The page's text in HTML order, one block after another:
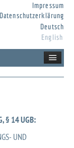
Deutsch
English
Impressum
Datenschutzerklärung
§ 14 UGB:
UND